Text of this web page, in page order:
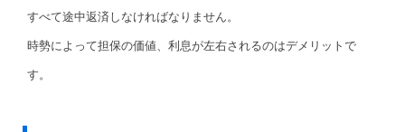
すべて途中返済しなければなりません。
時勢によって担保の価値、利息が左右されるのはデメリットで
す。